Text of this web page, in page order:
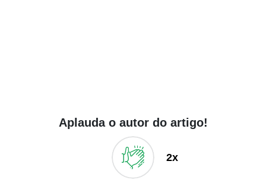
Aplauda o autor do artigo!
2x